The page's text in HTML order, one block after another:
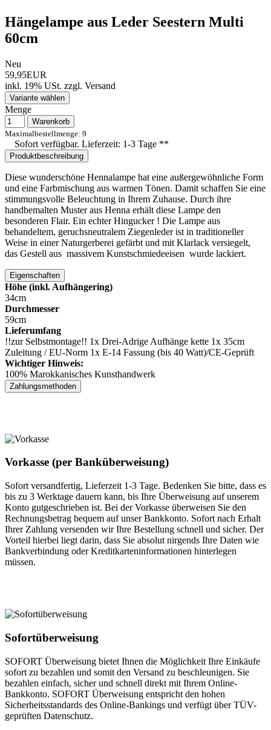
Hängelampe aus Leder Seestern Multi
60cm
Neu
59,95EUR
inkl. 19% USt. zzgl. Versand
Variante wählen
Menge
Warenkorb
Maximalbestellmenge: 9
Sofort verfügbar. Lieferzeit: 1-3 Tage **
Produktbeschreibung
Diese wunderschöne Hennalampe hat eine außergewöhnliche Form
und eine Farbmischung aus warmen Tönen. Damit schaffen Sie eine
stimmungsvolle Beleuchtung in Ihrem Zuhause. Durch ihre
handbemalten Muster aus Henna erhält diese Lampe den
besonderen Flair. Ein echter Hingucker ! Die Lampe aus
behandeltem, geruchsneutralem Ziegenleder ist in traditioneller
Weise in einer Naturgerberei gefärbt und mit Klarlack versiegelt,
das Gestell aus massivem Kunstschmiedeeisen wurde lackiert.
Eigenschaften
Höhe (inkl. Aufhängering)
34cm
Durchmesser
59cm
Lieferumfang
!!zur Selbstmontage!! 1x Drei-Adrige Aufhänge kette 1x 35cm
Zuleitung / EU-Norm 1x E-14 Fassung (bis 40 Watt)/CE-Geprüft
Wichtiger Hinweis:
100% Marokkanisches Kunsthandwerk
Zahlungsmethoden
Vorkasse (per Banküberweisung)
Sofort versandfertig, Lieferzeit 1-3 Tage. Bedenken Sie bitte, dass es
bis zu 3 Werktage dauern kann, bis Ihre Überweisung auf unserem
Konto gutgeschrieben ist. Bei der Vorkasse überweisen Sie den
Rechnungsbetrag bequem auf unser Bankkonto. Sofort nach Erhalt
Ihrer Zahlung versenden wir Ihre Bestellung schnell und sicher. Der
Vorteil hierbei liegt darin, dass Sie absolut nirgends Ihre Daten wie
Bankverbindung oder Kreditkarteninformationen hinterlegen
müssen.
Sofortüberweisung
SOFORT Überweisung bietet Ihnen die Möglichkeit Ihre Einkäufe
sofort zu bezahlen und somit den Versand zu beschleunigen. Sie
bezahlen einfach, sicher und schnell direkt mit Ihrem Online-
Bankkonto. SOFORT Überweisung entspricht den hohen
Sicherheitsstandards des Online-Bankings und verfügt über TÜV-
geprüften Datenschutz.